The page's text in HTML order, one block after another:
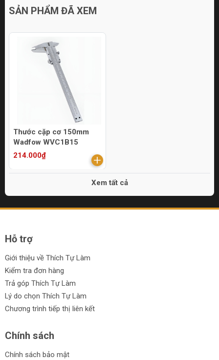
SẢN PHẨM ĐÃ XEM
Thước cặp cơ 150mm
Wadfow WVC1B15
214.000₫
Xem tất cả
Hỗ trợ
Giới thiệu về Thích Tự Làm
Kiểm tra đơn hàng
Trả góp Thích Tự Làm
Lý do chọn Thích Tự Làm
Chương trình tiếp thị liên kết
Chính sách
Chính sách bảo mật